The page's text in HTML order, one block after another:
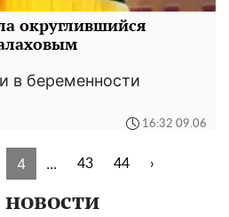
округлившийся
в беременности
16:32 09.06
4 ... 43 44 ›